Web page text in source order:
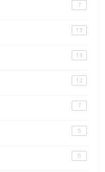
7
13
13
12
7
5
8